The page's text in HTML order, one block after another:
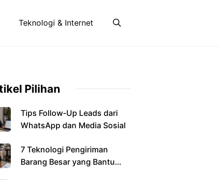
Teknologi & Internet
Pilihan
Tips Follow-Up Leads dari
WhatsApp dan Media Sosial
7 Teknologi Pengiriman
Barang Besar yang Bantu